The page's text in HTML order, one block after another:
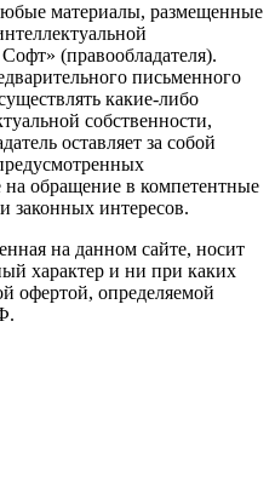
материалы, размещенные
(правообладателя).
письменного
какие-либо
собственности,
оставляет за собой
на обращение в компетентные
законных интересов.
на данном сайте, носит
характер и ни при каких
офертой, определяемой